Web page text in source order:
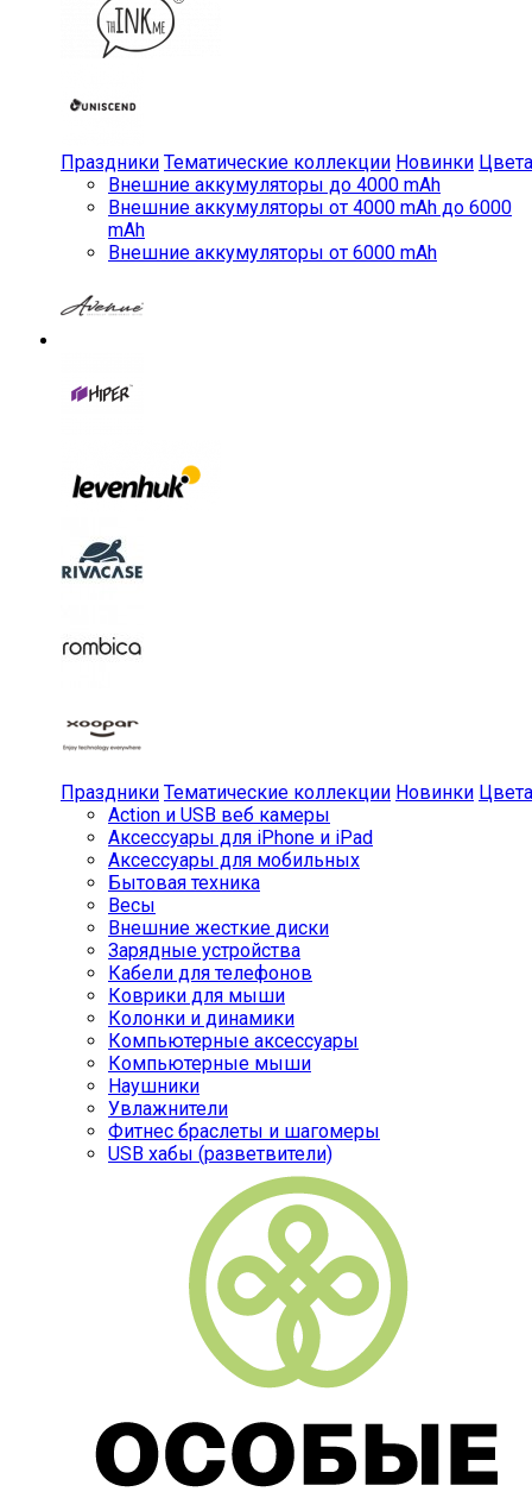
Праздники Тематические коллекции Новинки Цвета
Внешние аккумуляторы до 4000 mAh
Внешние аккумуляторы от 4000 mAh до 6000
mAh
Внешние аккумуляторы от 6000 mAh
Праздники Тематические коллекции Новинки Цвета
Action и USB веб камеры
Аксессуары для iPhone и iPad
Аксессуары для мобильных
Бытовая техника
Весы
Внешние жесткие диски
Зарядные устройства
Кабели для телефонов
Коврики для мыши
Колонки и динамики
Компьютерные аксессуары
Компьютерные мыши
Наушники
Увлажнители
Фитнес браслеты и шагомеры
USB хабы (разветвители)